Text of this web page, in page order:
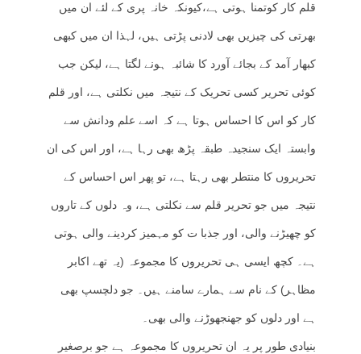
قلم کار کوتمنا ہوتی ہے،کیونکہ خانہ پری کے لئے ان میں
بھرتی کی چیزیں بھی لادنی پڑتی ہیں، لہذا ان میں کبھی
کبھار آمد کے بجائے آورد کا شائبہ ہونے لگتا ہے، لیکن جب
کوئی تحریر کسی تحریک کے نتیجہ میں نکلتی ہے، اور قلم
کار کو اس کا احساس ہوتا ہے کہ اسے علم ودانش سے
وابستہ ایک سنجیدہ طبقہ پڑھ بھی رہا ہے، اور اس کی ان
تحریروں کا منتطر بھی رہتا ہے، تو پھر اس احساس کے
نتیجہ میں جو تحریر قلم سے نکلتی ہے، وہ دلوں کے تاروں
کو چھیڑنے والی، اور جذبا ت کو مہمیز کردینے والی ہوتی
ہے۔ کچھ ایسی ہی تحریروں کا مجموعہ (یہ تھے اکابر
مظاہر) کے نام سے ہمارے سامنے ہیں۔ جو دلچسپ بھی
ہے اور دلوں کو جھنجھوڑنے والی بھی۔
بنیادی طور پر یہ ان تحریروں کا مجموعہ ہے جو برصغیر